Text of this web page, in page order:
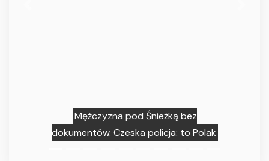
Mężczyzna pod Śnieżką bez
dokumentów. Czeska policja: to Polak